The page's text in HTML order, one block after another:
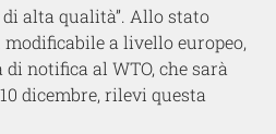
alta qualità”. Allo stato
a livello europeo,
notifica al WTO, che sarà
dicembre, rilevi questa